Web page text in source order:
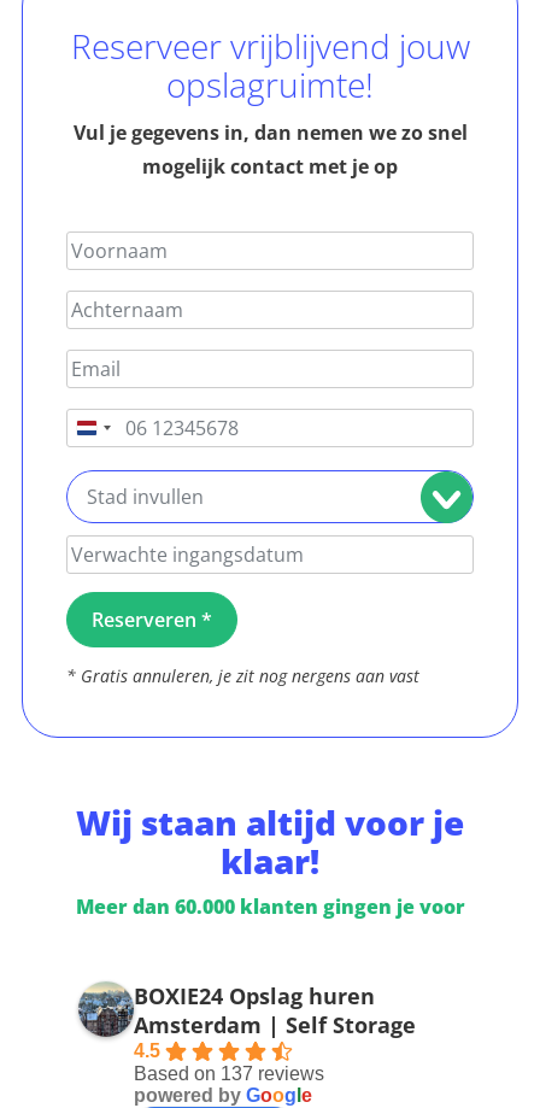
Reserveer vrijblijvend jouw
opslagruimte!
Vul je gegevens in, dan nemen we zo snel
mogelijk contact met je op
Nederland
+31
* Gratis annuleren, je zit nog nergens aan vast
Wij staan altijd voor je
klaar!
Meer dan 60.000 klanten gingen je voor
BOXIE24 Opslag huren
Amsterdam | Self Storage
4.5
Based on 137 reviews
powered by Goog e